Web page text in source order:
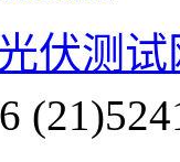
伏测试